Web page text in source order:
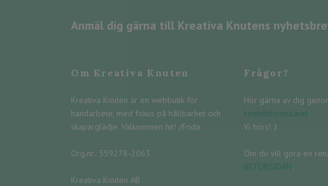
Anmäl dig gärna till Kreativa Knutens
Om Kreativa Knuten
Kreativa Knuten är en webbutik för
handarbete, med fokus på hållbarhet och
skaparglädje. Välkommen hit! /Frida
Org.nr.: 559278-2063
Kreativa Knuten AB
Frågor?
Hör gärna av dig
kontaktformuläret.
Vi hörs! :)
Om du vill göra en
RETURSIDAN.